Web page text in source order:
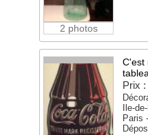
2 photos
C'est
Prix :
Ile-
Paris